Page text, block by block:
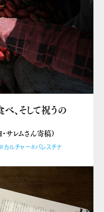
べ、そして祝うの
サレムさん寄稿）
カルチャー#パレスチナ